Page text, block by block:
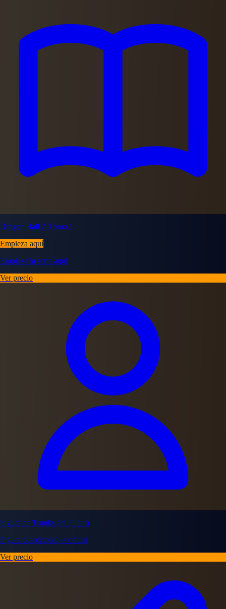
Dragon Ball Z Tomo 1
Empieza aquí
Empieza la serie aquí
Ver precio
Figura de Trunks del Futuro
Figura coleccionable oficial
Ver precio